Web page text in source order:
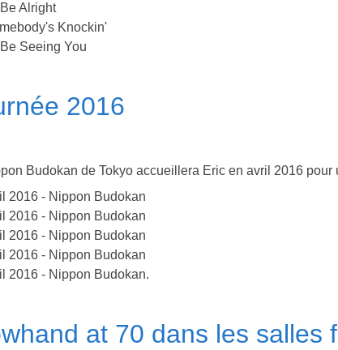
Be Alright
Knockin'
Be Seeing You
2016
Budokan de Tokyo accueillera Eric en avril 2016 pour
2016 - Nippon Budokan
2016 - Nippon Budokan
2016 - Nippon Budokan
2016 - Nippon Budokan
2016 - Nippon Budokan.
at 70 dans les salles